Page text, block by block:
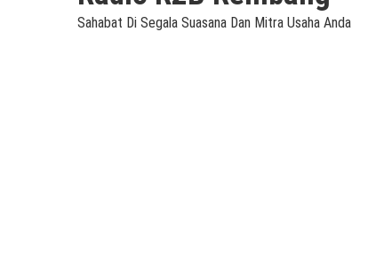
Sahabat Di Segala Suasana Dan Mitra Usaha Anda